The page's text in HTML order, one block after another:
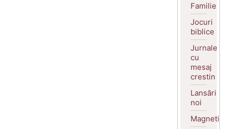
Familie
Jocuri
biblice
Jurnale
cu
mesaj
crestin
Lansări
noi
Magneti